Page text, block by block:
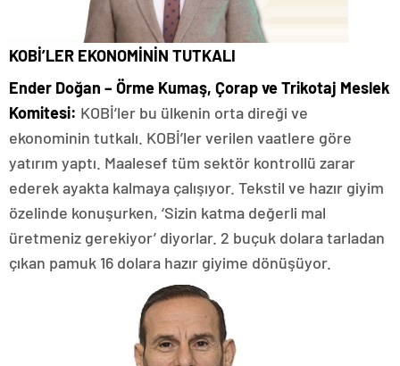
KOBİ’LER EKONOMİNİN TUTKALI
Ender Doğan – Örme Kumaş, Çorap ve Trikotaj Meslek
Komitesi: KOBİ’ler bu ülkenin orta direği ve
ekonominin tutkalı. KOBİ’ler verilen vaatlere göre
yatırım yaptı. Maalesef tüm sektör kontrollü zarar
ederek ayakta kalmaya çalışıyor. Tekstil ve hazır giyim
özelinde konuşurken, ‘Sizin katma değerli mal
üretmeniz gerekiyor’ diyorlar. 2 buçuk dolara tarladan
çıkan pamuk 16 dolara hazır giyime dönüşüyor.